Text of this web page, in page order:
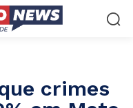
crimes